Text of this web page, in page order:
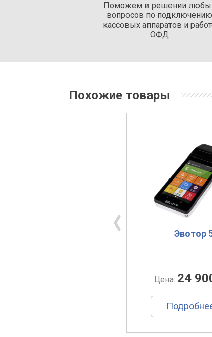
Поможем в решении
вопросов по подключению
кассовых аппаратов и
ОФД
Похожие товары
Эвотор
Цена: 24